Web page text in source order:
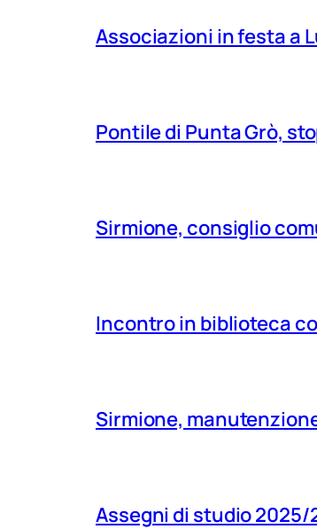
Associazioni in festa a
Pontile di Punta Grò,
Sirmione, consiglio
Incontro in biblioteca
Sirmione,
Assegni di studio 2025/